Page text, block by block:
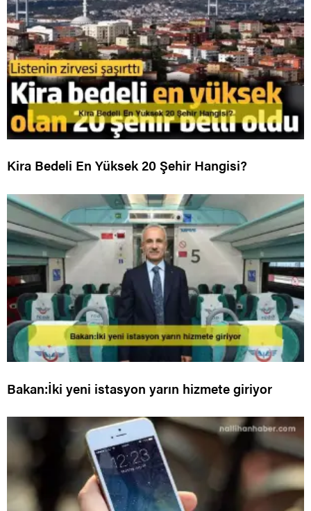
Kira Bedeli En Yüksek 20 Şehir Hangisi?
Bakan:İki yeni istasyon yarın hizmete giriyor